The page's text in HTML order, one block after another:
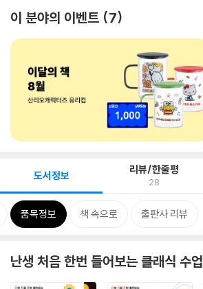
이 분야의 이벤트 7
도서정보 리뷰/한줄평
28
품목정보 책 속으로 출판사 리뷰
난생 처음 한번 들어보는 클래식 수업